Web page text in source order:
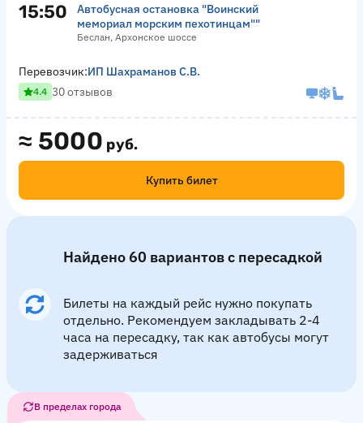
15:50
Автобусная остановка "Воинский
мемориал морским пехотинцам""
Беслан, Архонское шоссе
≈ 5000 руб.
Купить билет
Перевозчик:ИП Шахраманов С.В.
4.4 30 отзывов
Найдено 60 вариантов с пересадкой
Билеты на каждый рейс нужно покупать
отдельно. Рекомендуем закладывать 2-4
часа на пересадку, так как автобусы могут
задерживаться
В пределах города